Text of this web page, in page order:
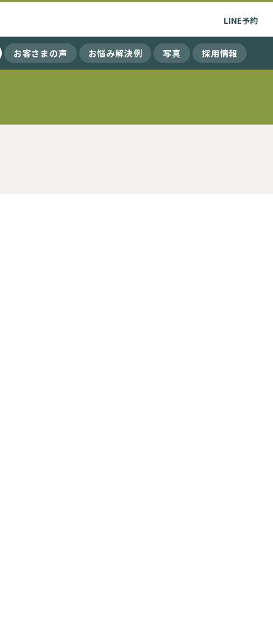
LINE予約
お客さまの声 お悩み解決例 写真 採用情報